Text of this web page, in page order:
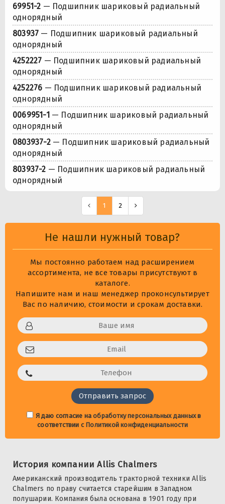
69951-2 — Подшипник шариковый радиальный
однорядный
803937 — Подшипник шариковый радиальный
однорядный
4252227 — Подшипник шариковый радиальный
однорядный
4252276 — Подшипник шариковый радиальный
однорядный
0069951-1 — Подшипник шариковый радиальный
однорядный
0803937-2— Подшипник шариковый радиальный
однорядный
803937-2 — Подшипник шариковый радиальный
однорядный
1 2
Не нашли нужный товар?
Мы постоянно работаем над расширением
ассортимента, не все товары присутствуют в
каталоге.
Напишите нам и наш менеджер проконсультирует
Вас по наличию, стоимости и срокам доставки.
Я даю согласие наобработку персональных данныхв
соответствии с Политикой конфиденциальности
История компании Allis Chalmers
Американский производитель тракторной техники Allis
Chalmers по праву считается старейшим в Западном
полушарии. Компания была основана в 1901 году при